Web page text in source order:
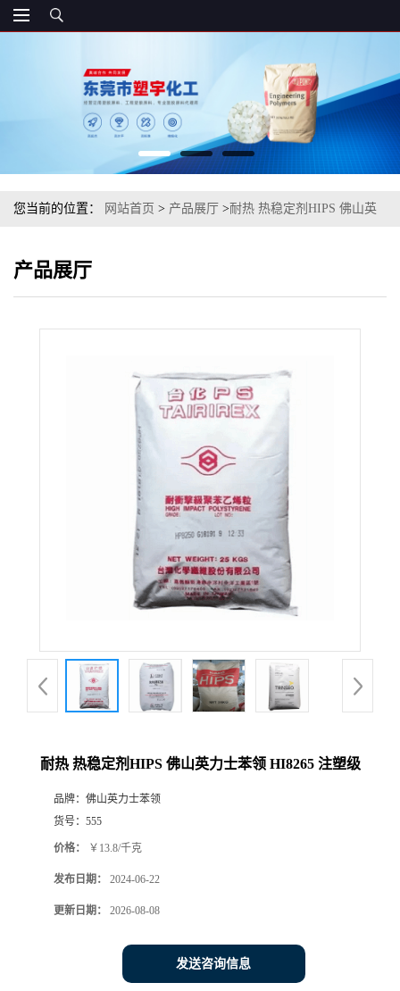
您当前的位置： 网站首页 > 产品展厅 >耐热 热稳定剂HIPS 佛山英
产品展厅
耐热 热稳定剂HIPS 佛山英力士苯领 HI8265 注塑级
品牌： 佛山英力士苯领
货号： 555
价格： ￥13.8/千克
发布日期： 2024-06-22
更新日期： 2026-08-08
发送咨询信息